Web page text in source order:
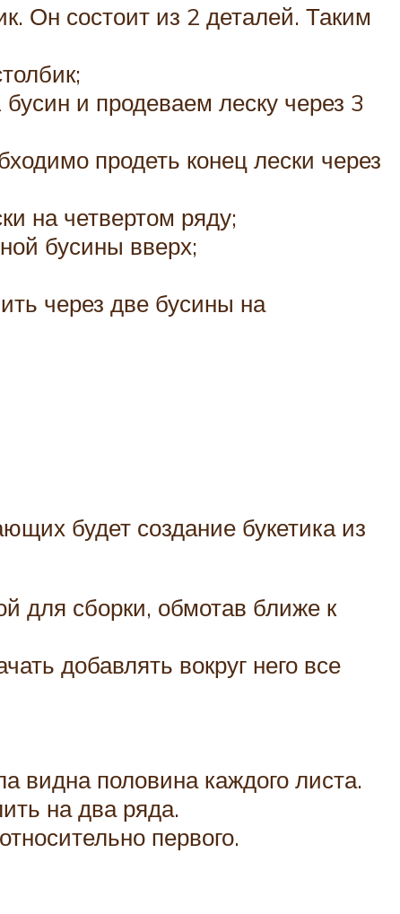
Он состоит из 2 деталей. Таким
и продеваем леску через 3
продеть конец лески через
на четвертом ряду;
бусины вверх;
через две бусины на
будет создание букетика из
для сборки, обмотав ближе к
добавлять вокруг него все
видна половина каждого листа.
на два ряда.
первого.